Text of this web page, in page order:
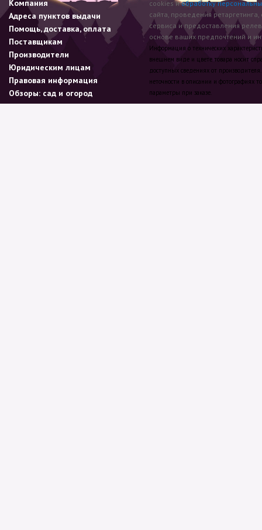
Компания
Адреса пунктов выдачи
Помощь, доставка, оплата
Поставщикам
Производители
Юридическим лицам
Правовая информация
Обзоры: сад и огород
cookies иобработку
сайта, проведения
сервиса и предоставления
основе ваших предпочтений и
Информация о технических
внешнем виде и цвете товара носит
доступных сведениях от
неточности в описании и фотографиях
параметры при заказе.